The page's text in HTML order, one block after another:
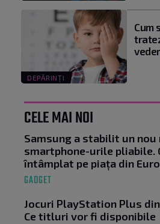
DEPĂRINȚI
Cum
CELE MAI NOI
Samsung a stabilit un nou
smartphone-urile pliabile.
întâmplat pe piața din
GADGET
Jocuri PlayStation Plus
Ce titluri vor fi disponibile